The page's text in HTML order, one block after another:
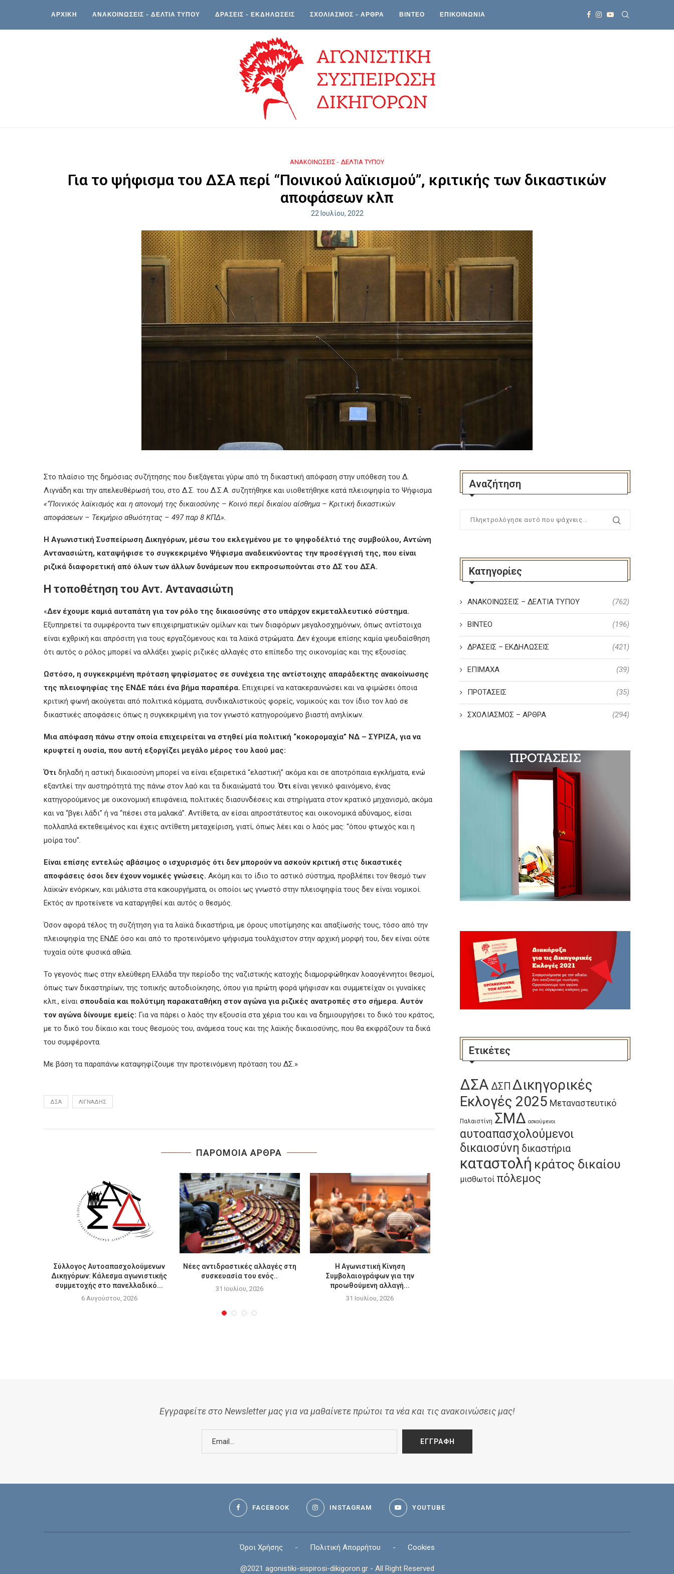
ΑΡΧΙΚΗ ΑΝΑΚΟΙΝΩΣΕΙΣ – ΔΕΛΤΙΑ ΤΥΠΟΥ ΔΡΑΣΕΙΣ – ΕΚΔΗΛΩΣΕΙΣ ΣΧΟΛΙΑΣΜΟΣ – ΑΡΘΡΑ ΒΙΝΤΕΟ ΕΠΙΚΟΙΝΩΝΙΑ
ΑΝΑΚΟΙΝΩΣΕΙΣ - ΔΕΛΤΙΑ ΤΥΠΟΥ
Για το ψήφισμα του ΔΣΑ περί “Ποινικού λαϊκισμού”, κριτικής των δικαστικών
αποφάσεων κλπ
22 Ιουλίου, 2022
Στο πλαίσιο της δημόσιας συζήτησης που διεξάγεται γύρω από τη δικαστική απόφαση στην υπόθεση του Δ.
Λιγνάδη και την απελευθέρωσή του, στο Δ.Σ. του Δ.Σ.Α. συζητήθηκε και υιοθετήθηκε κατά πλειοψηφία το Ψήφισμα
«“Ποινικός λαϊκισμός και η απονομή της δικαιοσύνης – Κοινό περί δικαίου αίσθημα – Κριτική δικαστικών
αποφάσεων – Τεκμήριο αθωότητας – 497 παρ 8 ΚΠΔ».
Η Αγωνιστική Συσπείρωση Δικηγόρων, μέσω του εκλεγμένου με το ψηφοδέλτιό της συμβούλου, Αντώνη
Αντανασιώτη, καταψήφισε το συγκεκριμένο Ψήφισμα αναδεικνύοντας την προσέγγισή της, που είναι
ριζικά διαφορετική από όλωντων άλλων δυνάμεων που εκπροσωπούνται στο ΔΣ του ΔΣΑ.
Η τοποθέτηση του Αντ. Αντανασιώτη
«Δεν έχουμε καμιά αυταπάτη για τον ρόλο της δικαιοσύνης στο υπάρχον εκμεταλλευτικό σύστημα.
Εξυπηρετεί τα συμφέροντα των επιχειρηματικών ομίλων και των διαφόρων μεγαλοσχημόνων, όπως αντίστοιχα
είναι εχθρική και απρόσιτη για τους εργαζόμενους και τα λαϊκά στρώματα. Δεν έχουμε επίσης καμία ψευδαίσθηση
ότι αυτός ο ρόλος μπορεί να αλλάξει χωρίς ριζικές αλλαγές στο επίπεδο της οικονομίας και της εξουσίας.
Ωστόσο, η συγκεκριμένη πρόταση ψηφίσματος σε συνέχεια της αντίστοιχης απαράδεκτης ανακοίνωσης
της πλειοψηφίας της ΕΝΔΕ πάει ένα βήμα παραπέρα. Επιχειρεί να κατακεραυνώσει και να φιμώσει όποια
κριτική φωνή ακούγεται από πολιτικά κόμματα, συνδικαλιστικούς φορείς, νομικούς και τον ίδιο τον λαό σε
δικαστικές αποφάσεις όπως η συγκεκριμένη για τον γνωστό κατηγορούμενο βιαστή ανηλίκων.
Μια απόφαση πάνω στην οποία επιχειρείται να στηθεί μία πολιτική “κοκορομαχία” ΝΔ – ΣΥΡΙΖΑ, για να
κρυφτεί η ουσία, που αυτή εξοργίζει μεγάλο μέρος του λαού μας:
Ότι δηλαδή η αστική δικαιοσύνη μπορεί να είναι εξαιρετικά “ελαστική” ακόμα και σε αποτρόπαια εγκλήματα, ενώ
εξαντλεί την αυστηρότητά της πάνω στον λαό και τα δικαιώματά του.Ότι είναι γενικό φαινόμενο, ένας
κατηγορούμενος με οικονομική επιφάνεια, πολιτικές διασυνδέσεις και στηρίγματα στον κρατικό μηχανισμό, ακόμα
και να “βγει λάδι” ή να “πέσει στα μαλακά”. Αντίθετα, αν είσαι απροστάτευτος και οικονομικά αδύναμος, είσαι
πολλαπλά εκτεθειμένος και έχεις αντίθετη μεταχείριση, γιατί, όπως λέει και ο λαός μας: “όπου φτωχός και η
μοίρα του”.
Είναι επίσης εντελώς αβάσιμος ο ισχυρισμός ότι δεν μπορούν να ασκούν κριτική στις δικαστικές
αποφάσεις όσοι δεν έχουν νομικές γνώσεις. Ακόμη και το ίδιο το αστικό σύστημα, προβλέπει τον θεσμό των
λαϊκών ενόρκων, και μάλιστα στα κακουργήματα, οι οποίοι ως γνωστό στην πλειοψηφία τους δεν είναι νομικοί.
Εκτός αν προτείνετε να καταργηθεί και αυτός ο θεσμός.
Όσον αφορά τέλος τη συζήτηση για τα λαϊκά δικαστήρια, με όρους υποτίμησης και απαξίωσής τους, τόσο από την
πλειοψηφία της ΕΝΔΕ όσο και από το προτεινόμενο ψήφισμα τουλάχιστον στην αρχική μορφή του, δεν είναι ούτε
τυχαία ούτε φυσικά αθώα.
Το γεγονός πως στην ελεύθερη Ελλάδα την περίοδο της ναζιστικής κατοχής διαμορφώθηκαν λοαογέννητοι θεσμοί,
όπως των δικαστηρίων, της τοπικής αυτοδιοίκησης, όπου για πρώτη φορά ψήφισαν και συμμετείχαν οι γυναίκες
κλπ., είναι σπουδαία και πολύτιμη παρακαταθήκη στον αγώνα για ριζικές ανατροπές στο σήμερα. Αυτόν
τον αγώνα δίνουμε εμείς: Για να πάρει ο λαός την εξουσία στα χέρια του και να δημιουργήσει το δικό του κράτος,
με το δικό του δίκαιο και τους θεσμούς του, ανάμεσα τους και της λαϊκής δικαιοσύνης, που θα εκφράζουν τα δικά
του συμφέροντα.
Με βάση τα παραπάνω καταψηφίζουμε την προτεινόμενη πρόταση του ΔΣ.»
ΔΣΑ ΛΙΓΝΆΔΗΣ
ΠΑΡΟΜΟΙΑ ΑΡΘΡΑ
Σύλλογος Αυτοαπασχολούμενων
Δικηγόρων: Κάλεσμα αγωνιστικής
συμμετοχής στο πανελλαδικό...
6 Αυγούστου, 2026
Νέες αντιδραστικές αλλαγές στη
συσκευασία του ενός..
31 Ιουλίου, 2026
Η Αγωνιστική Κίνηση
Συμβολαιογράφων για την
προωθούμενη αλλαγή...
31 Ιουλίου, 2026
Αναζήτηση
Κατηγορίες
ΑΝΑΚΟΙΝΩΣΕΙΣ – ΔΕΛΤΙΑ ΤΥΠΟΥ (762)
ΒΙΝΤΕΟ (196)
ΔΡΑΣΕΙΣ – ΕΚΔΗΛΩΣΕΙΣ (421)
ΕΠΙΜΑΧΑ (39)
ΠΡΟΤΑΣΕΙΣ (35)
ΣΧΟΛΙΑΣΜΟΣ – ΑΡΘΡΑ (294)
Ετικέτες
ΔΣΑ ΔΣΠ Δικηγορικές
Εκλογές 2025 Μεταναστευτικό
Παλαιστίνη ΣΜΔ ασκούμενοι
αυτοαπασχολούμενοι
δικαιοσύνη δικαστήρια
καταστολή κράτος δικαίου
μισθωτοί πόλεμος
Εγγραφείτε στο Newsletter μας για να μαθαίνετε πρώτοι τα νέα και τις ανακοινώσεις μας!
FACEBOOK INSTAGRAM YOUTUBE
Όροι Χρήσης - Πολιτική Απορρήτου - Cookies
@2021 agonistiki-sispirosi-dikigoron.gr - All Right Reserved